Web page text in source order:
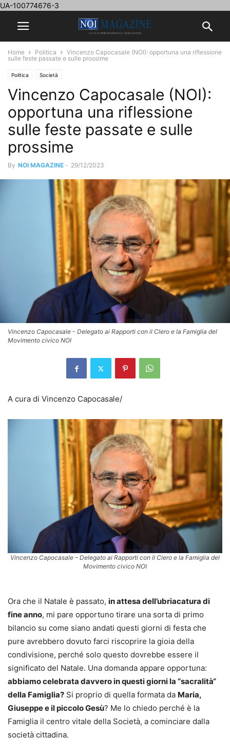
UA-100774676-3
Home Politica
Vincenzo Capocasale (NOI): opportuna una riflessione
sulle feste passate e sulle prossime
Politica Società
Vincenzo Capocasale (NOI):
opportuna una riflessione
sulle feste passate e sulle
prossime
By NOI MAGAZINE - 29/12/2023
Vincenzo Capocasale - Delegato ai Rapporti con il Clero e la Famiglia del
Movimento civico NOI
A cura di Vincenzo Capocasale/
Vincenzo Capocasale – Delegato ai Rapporti con il Clero e la Famiglia del
Movimento civico NOI
Ora che il Natale è passato, in attesa dell’ubriacatura di
fine anno, mi pare opportuno tirare una sorta di primo
bilancio su come siano andati questi giorni di festa che
pure avrebbero dovuto farci riscoprire la gioia della
condivisione, perché solo questo dovrebbe essere il
significato del Natale. Una domanda appare opportuna:
abbiamo celebrata davvero in questi giorni la “sacralità“
della Famiglia? Si proprio di quella formata da Maria,
Giuseppe e il piccolo Gesù? Me lo chiedo perché è la
Famiglia il centro vitale della Società, a cominciare dalla
società cittadina.